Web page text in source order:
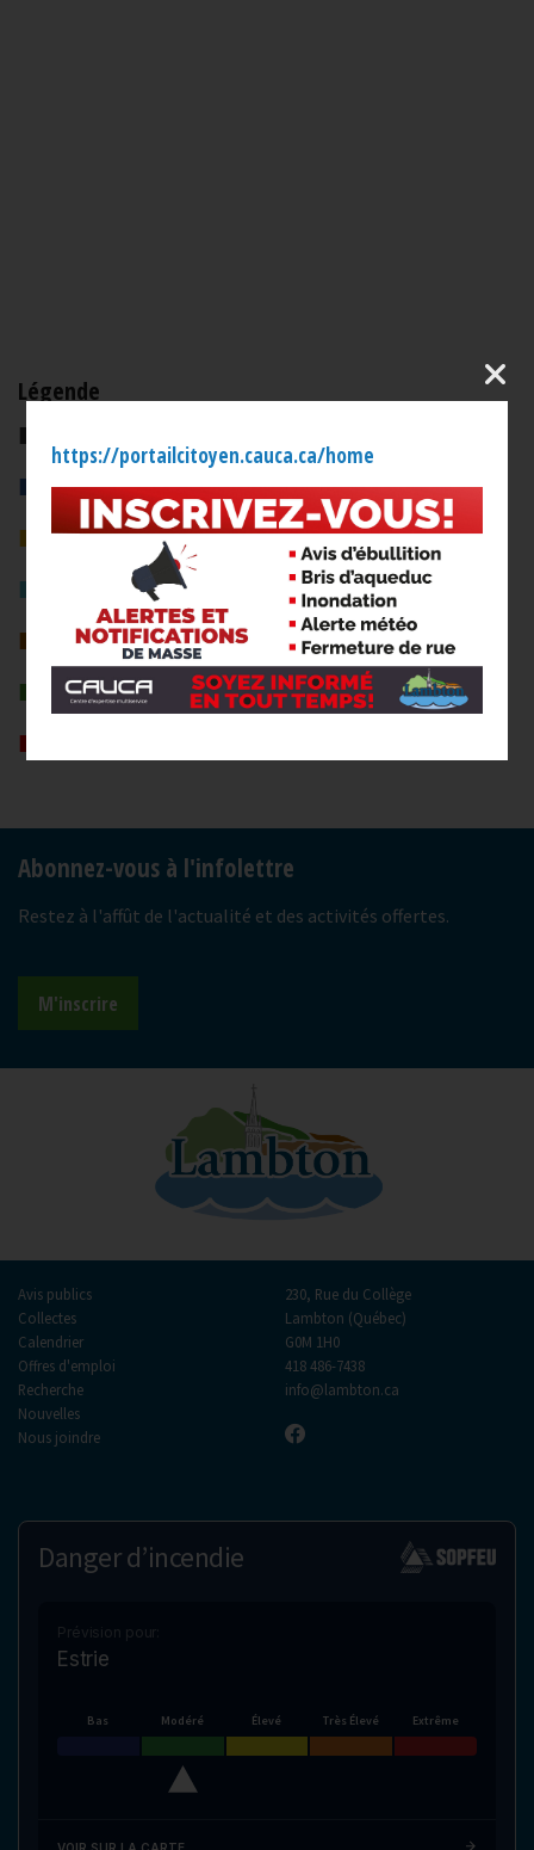
Légende
■
■ Recyclage
■ Déchets volumineux
■ Plastiques agricoles
■ Séance du conseil
■ Activités et loisirs
■
Abonnez-vous à l'infolettre
Restez à l'affût de l'actualité et des activités offertes.
M'inscrire
Avis publics
Collectes
Calendrier
Offres d'emploi
Recherche
Nouvelles
Nous joindre
230, Rue du Collège
Lambton (Québec)
G0M 1H0
418 486-7438
info@lambton.ca
Danger d’incendie
Prévision pour:
Estrie
Bas Modéré Élevé Très Élevé Extrême
https://portailcitoyen.cauca.ca/home